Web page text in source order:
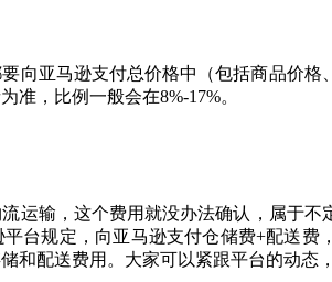
向亚马逊支付总价格中（包括商品价格
准，比例一般会在8%-17%。
运输，这个费用就没办法确认，属于
台规定，向亚马逊支付仓储费+配送费
和配送费用。大家可以紧跟平台的动态